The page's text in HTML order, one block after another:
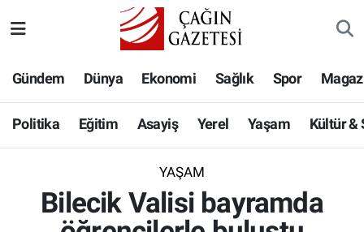
Gündem Dünya Ekonomi Sağlık Spor
Politika Eğitim Asayiş Yerel Yaşam Kültür &
YAŞAM
Bilecik Valisi bayramda
Eğitim
Asayiş
Yaşam
Hava Durumu
Namaz Vakitleri
Süper Lig Puan Durumu ve Fikstür